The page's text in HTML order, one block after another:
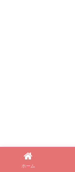
ホーム